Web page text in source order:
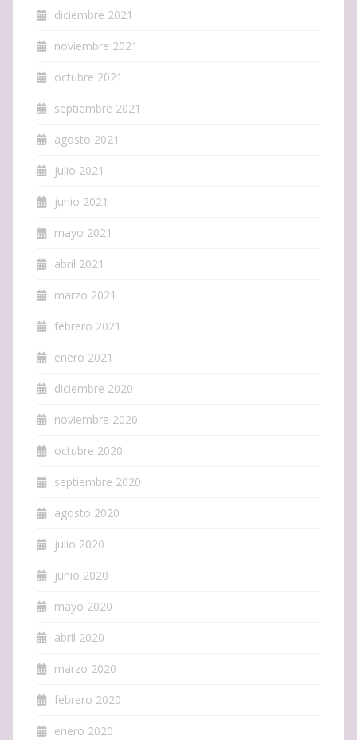
diciembre 2021
noviembre 2021
octubre 2021
septiembre 2021
agosto 2021
julio 2021
junio 2021
mayo 2021
abril 2021
marzo 2021
febrero 2021
enero 2021
diciembre 2020
noviembre 2020
octubre 2020
septiembre 2020
agosto 2020
julio 2020
junio 2020
mayo 2020
abril 2020
marzo 2020
febrero 2020
enero 2020